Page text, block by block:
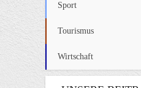
Sport
Tourismus
Wirtschaft